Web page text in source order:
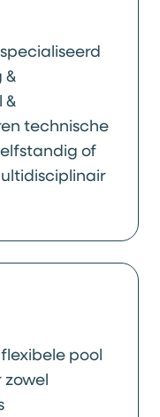
&
&
technische
of
pool